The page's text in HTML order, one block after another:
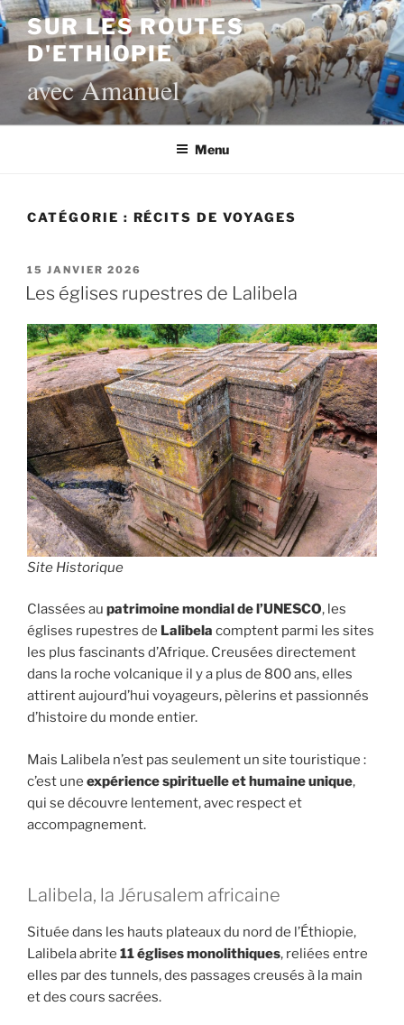
Aller
au
contenu
principal
SUR LES ROUTES
D'ETHIOPIE
avec Amanuel
Menu
CATÉGORIE : RÉCITS DE VOYAGES
PUBLIÉ
LE
15 JANVIER 2026
Les églises rupestres de Lalibela
Site Historique
Classées au patrimoine mondial de l’UNESCO, les
églises rupestres de Lalibela comptent parmi les sites
les plus fascinants d’Afrique. Creusées directement
dans la roche volcanique il y a plus de 800 ans, elles
attirent aujourd’hui voyageurs, pèlerins et passionnés
d’histoire du monde entier.
Mais Lalibela n’est pas seulement un site touristique :
c’est une expérience spirituelle et humaine unique,
qui se découvre lentement, avec respect et
accompagnement.
Lalibela, la Jérusalem africaine
Située dans les hauts plateaux du nord de l’Éthiopie,
Lalibela abrite 11 églises monolithiques, reliées entre
elles par des tunnels, des passages creusés à la main
et des cours sacrées.